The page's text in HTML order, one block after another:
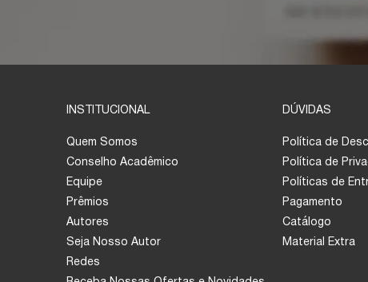
INSTITUCIONAL
Quem Somos
Conselho Acadêmico
Equipe
Prêmios
Autores
Seja Nosso Autor
Redes
DÚVIDAS
Política de
Política de
Políticas de
Pagamento
Catálogo
Material Extra